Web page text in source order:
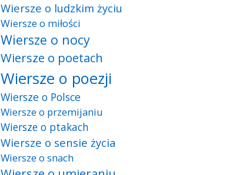
Wiersze o ludzkim życiu
Wiersze o miłości
Wiersze o nocy
Wiersze o poetach
Wiersze o poezji
Wiersze o Polsce
Wiersze o przemijaniu
Wiersze o ptakach
Wiersze o sensie życia
Wiersze o snach